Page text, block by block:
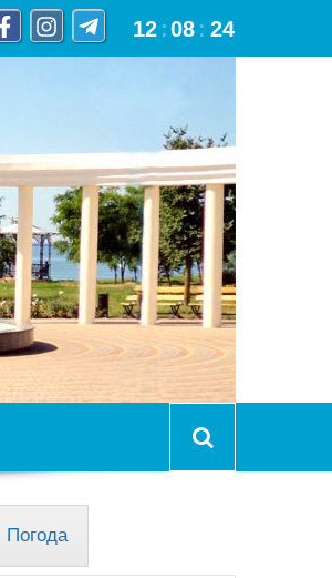
12 :08 : 25
Погода